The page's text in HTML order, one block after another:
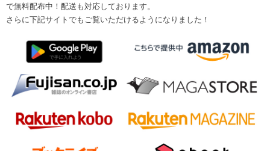
で無料配布中！配送も対応しております。
さらに下記サイトでもご覧いただけるようになりました！